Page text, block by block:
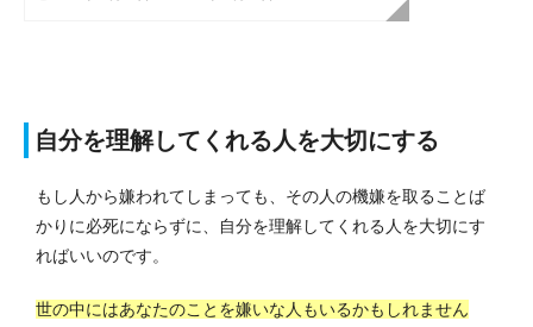
自分を理解してくれる人を大切にする
もし人から嫌われてしまっても、その人の機嫌を取ることば
かりに必死にならずに、自分を理解してくれる人を大切にす
ればいいのです。
世の中にはあなたのことを嫌いな人もいるかもしれません